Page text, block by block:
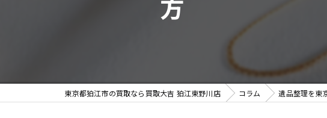
方
東京都狛江市の買取なら買取大吉 狛江東野川店 コラム 遺品整理を東